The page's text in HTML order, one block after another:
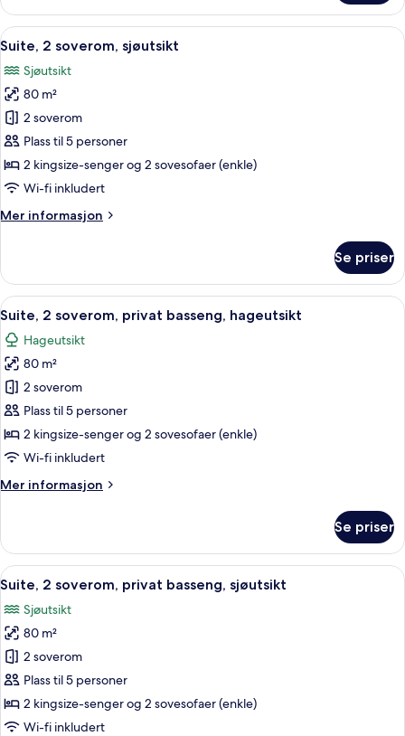
2
soverom,
hageutsikt
Åpne
alle
bildene
av
Suite,
2
soverom,
sjøutsikt
Suite, 2 soverom, sjøutsikt |
5
Suite, 2 soverom, sjøutsikt
Sjøutsikt
80 m²
2 soverom
Plass til 5 personer
2 kingsize-senger og 2 sovesofaer (enkle)
Wi-fi inkludert
Mer informasjon
Mer
2
soverom,
sjøutsikt
Se priser
Åpne
alle
bildene
av
Suite,
2
soverom,
privat
hageutsikt
Suite, 2 soverom, privat basseng,
9
Suite, 2 soverom, privat basseng, hageutsikt
Hageutsikt
80 m²
2 soverom
Plass til 5 personer
2 kingsize-senger og 2 sovesofaer (enkle)
Wi-fi inkludert
Mer informasjon
Mer
2
soverom,
privat
hageutsikt
Se priser
Åpne
alle
bildene
av
Suite,
2
soverom,
privat
Suite, 2 soverom, privat basseng,
6
Suite, 2 soverom, privat basseng, sjøutsikt
Sjøutsikt
80 m²
2 soverom
Plass til 5 personer
2 kingsize-senger og 2 sovesofaer (enkle)
Wi-fi inkludert